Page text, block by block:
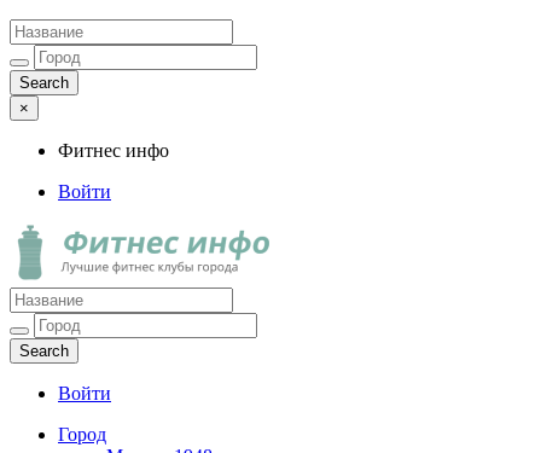
×
Фитнес инфо
Войти
Фитнес инфо
Лучшие фитнес клубы города
Войти
Город